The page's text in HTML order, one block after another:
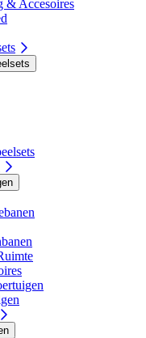
& Accesoires